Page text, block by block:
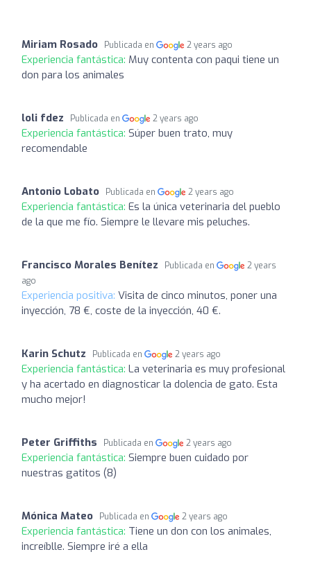
Miriam Rosado Publicada en 2 years ago
Experiencia fantástica: Muy contenta con paqui tiene un
don para los animales
loli fdez Publicada en 2 years ago
Experiencia fantástica: Súper buen trato, muy
recomendable
Antonio Lobato Publicada en 2 years ago
Experiencia fantástica: Es la única veterinaria del pueblo
de la que me fío. Siempre le llevare mis peluches.
Francisco Morales Benítez Publicada en
2 years
ago
Experiencia positiva: Visita de cinco minutos, poner una
inyección, 78 €, coste de la inyección, 40 €.
Karin Schutz Publicada en 2 years ago
Experiencia fantástica: La veterinaria es muy profesional
y ha acertado en diagnosticar la dolencia de gato. Esta
mucho mejor!
Peter Griffiths Publicada en 2 years ago
Experiencia fantástica: Siempre buen cuidado por
nuestras gatitos (8)
Mónica Mateo Publicada en 2 years ago
Experiencia fantástica: Tiene un don con los animales,
increíblle. Siempre iré a ella